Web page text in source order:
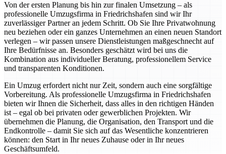
Von der ersten Planung bis hin zur finalen Umsetzung – als
professionelle Umzugsfirma in Friedrichshafen sind wir Ihr
zuverlässiger Partner an jedem Schritt. Ob Sie Ihre Privatwohnung
neu beziehen oder ein ganzes Unternehmen an einen neuen Standort
verlegen – wir passen unsere Dienstleistungen maßgeschnecht auf
Ihre Bedürfnisse an. Besonders geschätzt wird bei uns die
Kombination aus individueller Beratung, professionellem Service
und transparenten Konditionen.
Ein Umzug erfordert nicht nur Zeit, sondern auch eine sorgfältige
Vorbereitung. Als professionelle Umzugsfirma in Friedrichshafen
bieten wir Ihnen die Sicherheit, dass alles in den richtigen Händen
ist – egal ob bei privaten oder gewerblichen Projekten. Wir
übernehmen die Planung, die Organisation, den Transport und die
Endkontrolle – damit Sie sich auf das Wesentliche konzentrieren
können: den Start in Ihr neues Zuhause oder in Ihr neues
Geschäftsumfeld.